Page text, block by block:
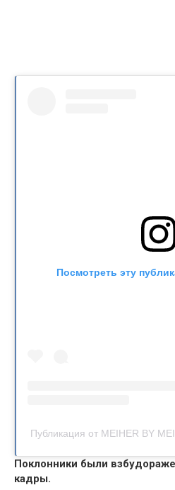
Посмотреть эту
Публикация от MEIHER BY
Поклонники были
кадры.